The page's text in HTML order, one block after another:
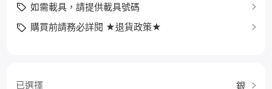
如需載具，請提供載具號碼
購買前請務必詳閱 ★退貨政策★
已選擇 銀